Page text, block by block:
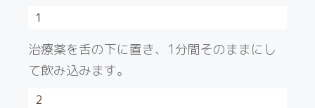
1
治療薬を舌の下に置き、1分間そのままにし
て飲み込みます。
2